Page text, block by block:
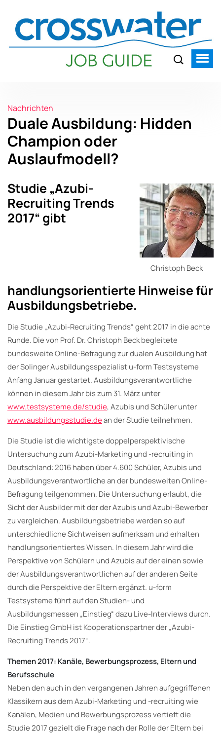
Nachrichten
Duale Ausbildung: Hidden
Champion oder
Auslaufmodell?
Christoph Beck
Studie „Azubi-
Recruiting Trends
2017“ gibt
handlungsorientierte Hinweise für
Ausbildungsbetriebe.
Die Studie „Azubi-Recruiting Trends“ geht 2017 in die achte
Runde. Die von Prof. Dr. Christoph Beck begleitete
bundesweite Online-Befragung zur dualen Ausbildung hat
der Solinger Ausbildungsspezialist u-form Testsysteme
Anfang Januar gestartet. Ausbildungsverantwortliche
können in diesem Jahr bis zum 31. März unter
www.testsysteme.de/studie, Azubis und Schüler unter
www.ausbildungsstudie.dean der Studie teilnehmen.
Die Studie ist die wichtigste doppelperspektivische
Untersuchung zum Azubi-Marketing und -recruiting in
Deutschland: 2016 haben über 4.600 Schüler, Azubis und
Ausbildungsverantwortliche an der bundesweiten Online-
Befragung teilgenommen. Die Untersuchung erlaubt, die
Sicht der Ausbilder mit der der Azubis und Azubi-Bewerber
zu vergleichen. Ausbildungsbetriebe werden so auf
unterschiedliche Sichtweisen aufmerksam und erhalten
handlungsorientiertes Wissen. In diesem Jahr wird die
Perspektive von Schülern und Azubis auf der einen sowie
der Ausbildungsverantwortlichen auf der anderen Seite
durch die Perspektive der Eltern ergänzt. u-form
Testsysteme führt auf den Studien- und
Ausbildungsmessen „Einstieg“ dazu Live-Interviews durch.
Die Einstieg GmbH ist Kooperationspartner der „Azubi-
Recruiting Trends 2017“.
Themen 2017: Kanäle, Bewerbungsprozess, Eltern und
Berufsschule
Neben den auch in den vergangenen Jahren aufgegriffenen
Klassikern aus dem Azubi-Marketing und -recruiting wie
Kanälen, Medien und Bewerbungsprozess vertieft die
Studie 2017 gezielt die Frage nach der Rolle der Eltern bei